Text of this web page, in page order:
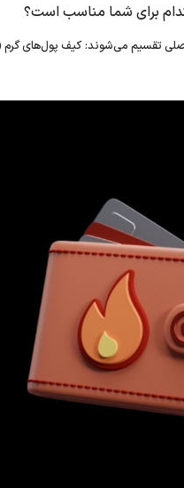
برای شما مناسب است؟
تقسیم می‌شوند: کیف پول‌های گرم